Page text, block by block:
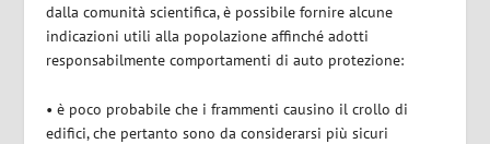
dalla comunità scientifica, è possibile fornire alcune
indicazioni utili alla popolazione affinché adotti
responsabilmente comportamenti di auto protezione:
• è poco probabile che i frammenti causino il crollo di
edifici, che pertanto sono da considerarsi più sicuri